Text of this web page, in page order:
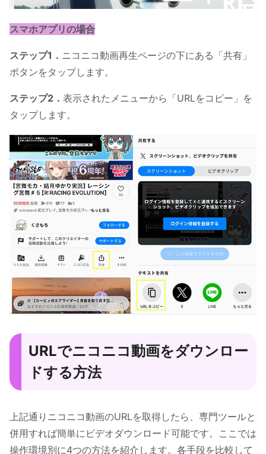
スマホアプリの場合
ステップ1． ニコニコ動画再生ページの下にある「共有」
ボタンをタップします。
ステップ2． 表示されたメニューから「URLをコピー」を
タップします。
URLでニコニコ動画をダウンロー
ドする方法
上記通りニコニコ動画のURLを取得したら、専門ツールと
併用すれば簡単にビデオダウンロード可能です。ここでは
操作環境別に4つの方法を紹介します。各手段を比較して